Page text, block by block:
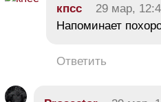
кпсс 29 мар,
Напоминает
Ответить